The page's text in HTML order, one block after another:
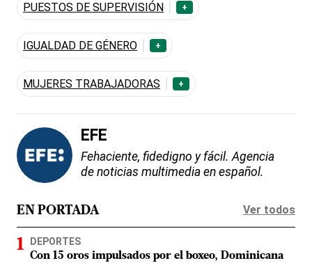
PUESTOS DE SUPERVISIÓN +
IGUALDAD DE GÉNERO +
MUJERES TRABAJADORAS +
EFE
Fehaciente, fidedigno y fácil. Agencia
de noticias multimedia en español.
EN PORTADA Ver todos
DEPORTES
Con 15 oros impulsados por el boxeo, Dominicana